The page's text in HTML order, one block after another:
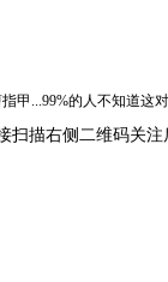
甲...99%的人不知道这
扫描右侧二维码关注